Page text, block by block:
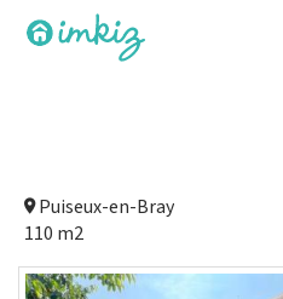
Puiseux-en-Bray
110 m2